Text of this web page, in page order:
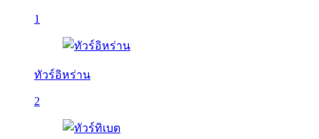
1
ทัวร์อิหร่าน
2